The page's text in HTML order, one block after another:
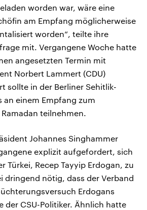
worden war, wäre eine
am Empfang möglicherweise
worden“, teilte ihre
mit. Vergangene Woche hatte
angesetzten Termin mit
Norbert Lammert (CDU)
sollte in der Berliner Sehitlik-
an einem Empfang zum
teilnehmen.
Johannes Singhammer
explizit aufgefordert, sich
Türkei, Recep Tayyip Erdogan, zu
dringend nötig, dass der Verband
Erdogans
der CSU-Politiker. Ähnlich hatte